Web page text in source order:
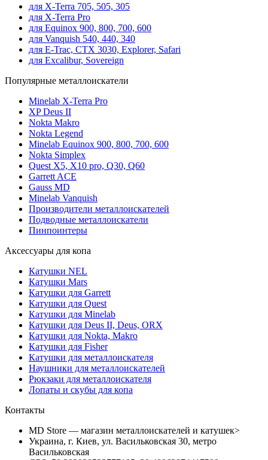
для X-Terra 705, 505, 305
для X-Terra Pro
для Equinox 900, 800, 700, 600
для Vanquish 540, 440, 340
для E-Trac, CTX 3030, Explorer, Safari
для Excalibur, Sovereign
Популярные металлоискатели
Minelab X-Terra Pro
XP Deus II
Nokta Makro
Nokta Legend
Minelab Equinox 900, 800, 700, 600
Nokta Simplex
Quest X5, X10 pro, Q30, Q60
Garrett ACE
Gauss MD
Minelab Vanquish
Производители металлоискателей
Подводные металлоискатели
Пинпоинтеры
Аксессуары для копа
Катушки NEL
Катушки Mars
Катушки для Garrett
Катушки для Quest
Катушки для Minelab
Катушки для Deus II, Deus, ORX
Катушки для Nokta, Makro
Катушки для Fisher
Катушки для металлоискателя
Наушники для металлоискателей
Рюкзаки для металлоискателя
Лопаты и скубы для копа
Контакты
MD Store — магазин металлоискателей и катушек>
Украина, г. Киев, ул. Васильковская 30, метро
Васильковская